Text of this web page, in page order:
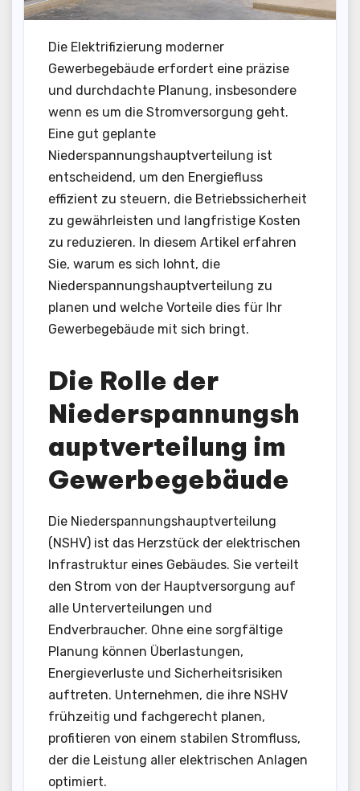
Die Elektrifizierung moderner
Gewerbegebäude erfordert eine präzise
und durchdachte Planung, insbesondere
wenn es um die Stromversorgung geht.
Eine gut geplante
Niederspannungshauptverteilung ist
entscheidend, um den Energiefluss
effizient zu steuern, die Betriebssicherheit
zu gewährleisten und langfristige Kosten
zu reduzieren. In diesem Artikel erfahren
Sie, warum es sich lohnt, die
Niederspannungshauptverteilung zu
planen und welche Vorteile dies für Ihr
Gewerbegebäude mit sich bringt.
Die Rolle der
Niederspannungsh
auptverteilung im
Gewerbegebäude
Die Niederspannungshauptverteilung
(NSHV) ist das Herzstück der elektrischen
Infrastruktur eines Gebäudes. Sie verteilt
den Strom von der Hauptversorgung auf
alle Unterverteilungen und
Endverbraucher. Ohne eine sorgfältige
Planung können Überlastungen,
Energieverluste und Sicherheitsrisiken
auftreten. Unternehmen, die ihre NSHV
frühzeitig und fachgerecht planen,
profitieren von einem stabilen Stromfluss,
der die Leistung aller elektrischen Anlagen
optimiert.